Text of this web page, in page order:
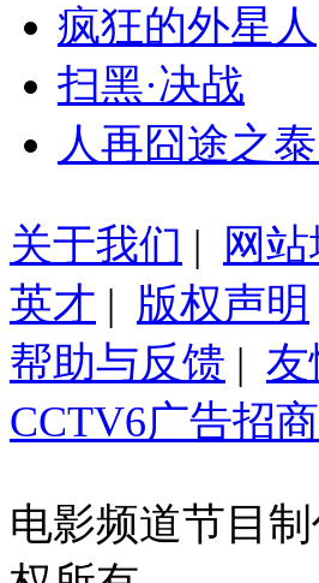
疯狂的外星人
扫黑·决战
人再囧途之
关于我们 | 网站
英才 | 版权声明
帮助与反馈 | 友
CCTV6广告招商
电影频道节目